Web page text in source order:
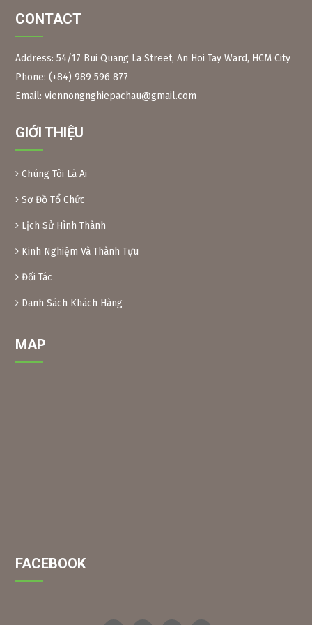
Figure 2:Neem branches, leaves and long fruits The
scientific name of the Indian neem tree is Azadirachta
Indica, Meliaceae family. Same family as the Xoan tree in
Neem leaves are used as a natural pesticide to preserve
some foods. Because of their toxicity, Xoan leaves and fruit
Preparation method:
– Xoan leaves: Soak dried Xoan leaves for 24 hours at a
the leaves and filter the solution into a bottle. When using,
dishwashing liquid before spraying. Spray 2 tanks of
grind them into powder, then soak them in water to create
CONTACT
Address: 54/17 Bui Quang La Street, An Hoi Tay Ward, HCM City
Phone: (+84) 989 596 877
Email: viennongnghiepachau@gmail.com
GIỚI THIỆU
Chúng Tôi Là Ai
Sơ Đồ Tổ Chức
Lịch Sử Hình Thành
Kinh Nghiệm Và Thành Tựu
Đối Tác
Danh Sách Khách Hàng
MAP
FACEBOOK